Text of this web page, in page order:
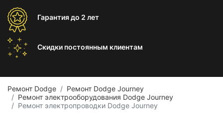
Гарантиядо 2 лет
Скидки постоянным клиентам
Ремонт Dodge
Ремонт Dodge Journey
Ремонт электрооборудования Dodge Journey
Ремонт электропроводки Dodge Journey